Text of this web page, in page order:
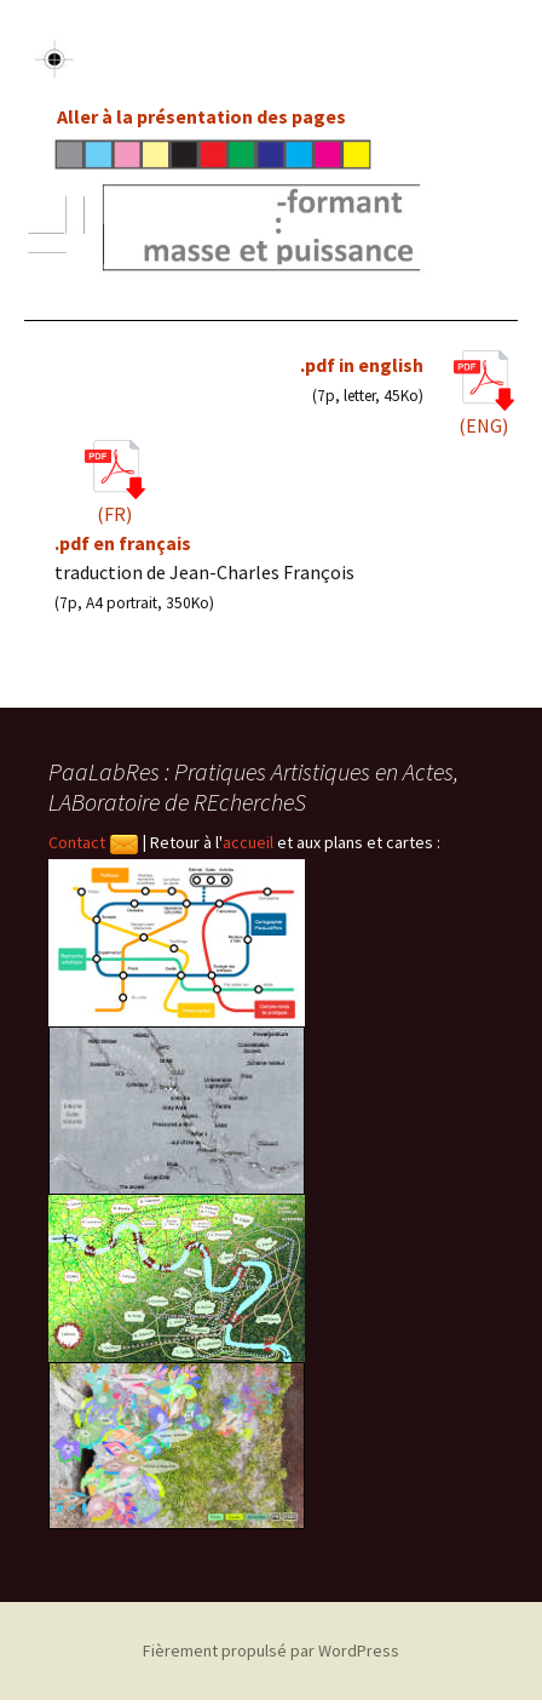
Aller à la présentation des pages
.pdf in english
(7p, letter, 45Ko)
(ENG)
(FR)
.pdf en français
traduction de Jean-Charles François
(7p, A4 portrait, 350Ko)
PaaLabRes : Pratiques Artistiques en Actes,
LABoratoire de REchercheS
Contact | Retour à l'accueilet aux plans et cartes :
Fièrement propulsé par WordPress